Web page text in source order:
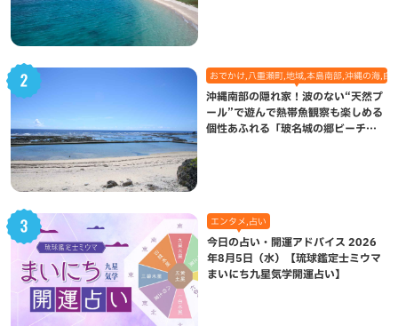
おでかけ,八重瀬町,地域,本島南部,沖縄の海,自
沖縄南部の隠れ家！波のない“天然プ
ール”で遊んで熱帯魚観察も楽しめる
個性あふれる「玻名城の郷ビーチ」
エンタメ,占い
今日の占い・開運アドバイス 2026
年8月5日（水）【琉球鑑定士ミウマ
まいにち九星気学開運占い】